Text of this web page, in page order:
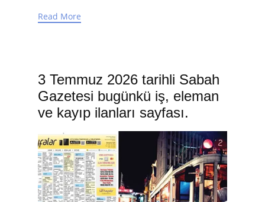
Read More
3 Temmuz 2026 tarihli Sabah
Gazetesi bugünkü iş, eleman
ve kayıp ilanları sayfası.